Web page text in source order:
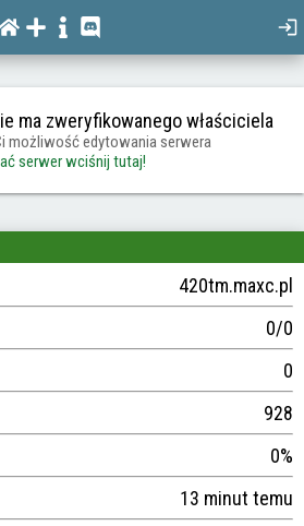
ma zweryfikowanego właściciela
możliwość edytowania serwera
serwer wciśnij tutaj!
420tm.maxc.pl
0/0
0
928
0%
13 minut temu